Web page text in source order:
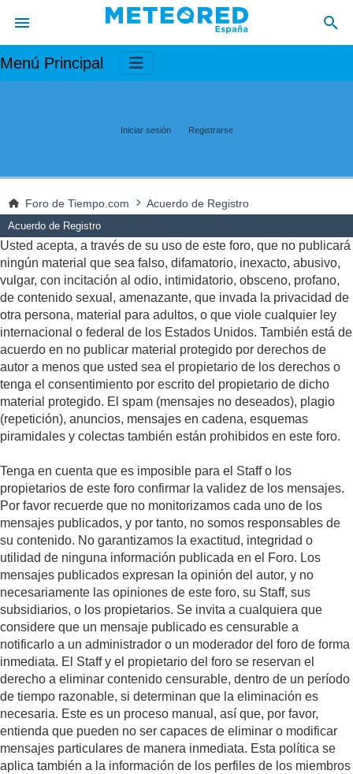
Menú Principal
Iniciar sesión Registrarse
Foro de Tiempo.com Acuerdo de Registro
Acuerdo de Registro
Usted acepta, a través de su uso de este foro, que no publicará
ningún material que sea falso, difamatorio, inexacto, abusivo,
vulgar, con incitación al odio, intimidatorio, obsceno, profano,
de contenido sexual, amenazante, que invada la privacidad de
otra persona, material para adultos, o que viole cualquier ley
internacional o federal de los Estados Unidos. También está de
acuerdo en no publicar material protegido por derechos de
autor a menos que usted sea el propietario de los derechos o
tenga el consentimiento por escrito del propietario de dicho
material protegido. El spam (mensajes no deseados), plagio
(repetición), anuncios, mensajes en cadena, esquemas
piramidales y colectas también están prohibidos en este foro.
Tenga en cuenta que es imposible para el Staff o los
propietarios de este foro confirmar la validez de los mensajes.
Por favor recuerde que no monitorizamos cada uno de los
mensajes publicados, y por tanto, no somos responsables de
su contenido. No garantizamos la exactitud, integridad o
utilidad de ninguna información publicada en el Foro. Los
mensajes publicados expresan la opinión del autor, y no
necesariamente las opiniones de este foro, su Staff, sus
subsidiarios, o los propietarios. Se invita a cualquiera que
considere que un mensaje publicado es censurable a
notificarlo a un administrador o un moderador del foro de forma
inmediata. El Staff y el propietario del foro se reservan el
derecho a eliminar contenido censurable, dentro de un período
de tiempo razonable, si determinan que la eliminación es
necesaria. Este es un proceso manual, así que, por favor,
entienda que pueden no ser capaces de eliminar o modificar
mensajes particulares de manera inmediata. Esta política se
aplica también a la información de los perfiles de los miembros